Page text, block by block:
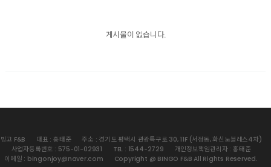
게시물이 없습니다.
빙고 F&B 대표 : 홍태준
주소 : 경기도 평택시 관광특구로 30, 11F (서정동, 화신노블레스4차)
사업자등록번호 : 575-01-02931
TEL : 1544-2729
개인정보책임관리자 : 홍태준
이메일 : bingonjoy@naver.com
Copyright @ BINGO F&B All Rights Reserved.